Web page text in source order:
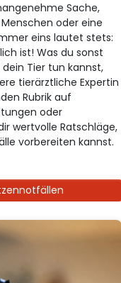
Sache,
oder eine
eins lautet stets:
ist! Was du sonst
Tier tun kannst,
tierärztliche Expertin
Rubrik auf
oder
wertvolle Ratschläge,
vorbereiten kannst.